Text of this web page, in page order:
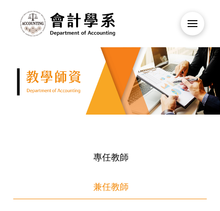
專任教師
兼任教師